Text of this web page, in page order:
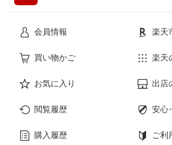
会員情報 楽天
買い物かご 楽天
お気に入り 出店
閲覧履歴 安心
購入履歴 ご利